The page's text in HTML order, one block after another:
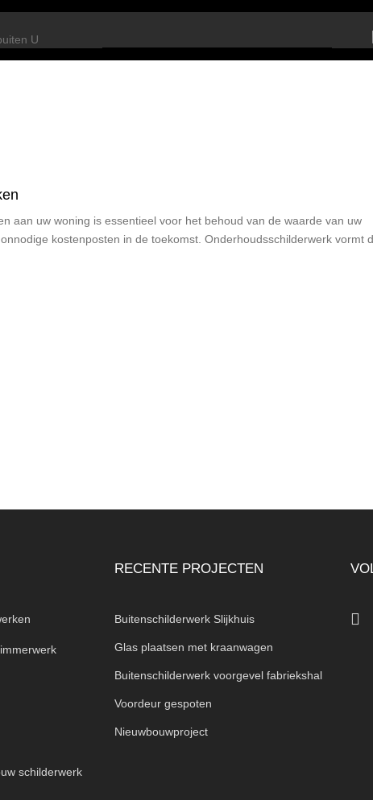
aan uw woning is essentieel voor het behoud van de waarde van uw
kostenposten in de toekomst. Onderhoudsschilderwerk vormt
schilderwerk
RECENTE PROJECTEN
Buitenschilderwerk Slijkhuis
Glas plaatsen met kraanwagen
Buitenschilderwerk voorgevel fabriekshal
Voordeur gespoten
Nieuwbouwproject